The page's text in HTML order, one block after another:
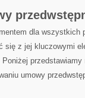
dla ‌wszystkich
się z jej kluczowymi
umowy⁢